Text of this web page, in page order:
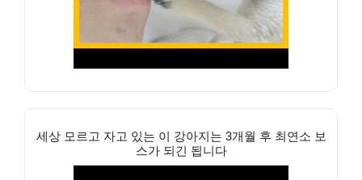
세상 모르고 자고 있는 이 강아지는 3개월 후 최연소 보
스가 되긴 됩니다